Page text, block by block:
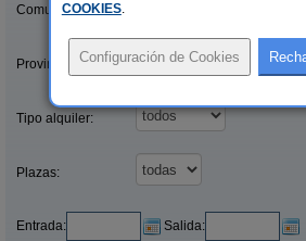
Comunidades:
Provincias/Islas:
Tipo alquiler:
Plazas:
Entrada: Salida:
COOKIES.